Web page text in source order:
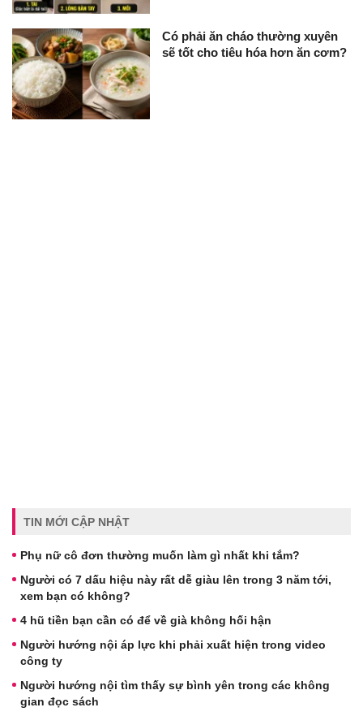
Có phải ăn cháo thường xuyên
sẽ tốt cho tiêu hóa hơn ăn cơm?
TIN MỚI CẬP NHẬT
Phụ nữ cô đơn thường muốn làm gì nhất khi tắm?
Người có 7 dấu hiệu này rất dễ giàu lên trong 3 năm tới,
xem bạn có không?
4 hũ tiền bạn cần có để về già không hối hận
Người hướng nội áp lực khi phải xuất hiện trong video
công ty
Người hướng nội tìm thấy sự bình yên trong các không
gian đọc sách